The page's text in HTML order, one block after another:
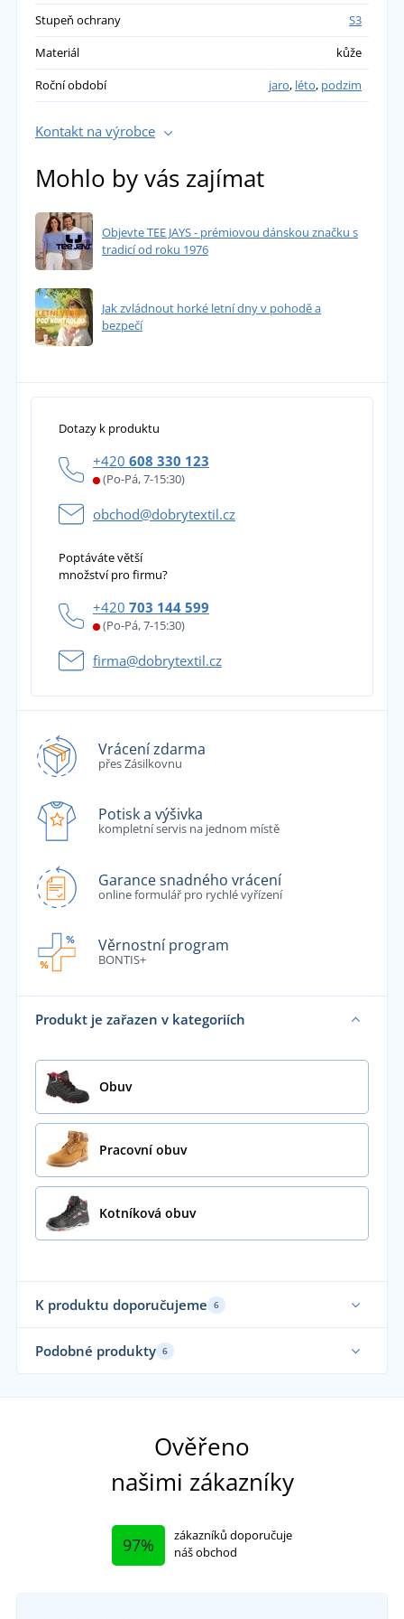
Stupeň ochrany
S3
Materiál
kůže
Roční období
jaro, léto, podzim
Kontakt na výrobce
Mohlo by vás zajímat
Objevte TEE JAYS - prémiovou dánskou značku s
tradicí od roku 1976
Jak zvládnout horké letní dny v pohodě a
bezpečí
Dotazy k produktu
+420 608 330 123
(Po-Pá, 7-15:30)
obchod@dobrytextil.cz
Poptáváte větší
množství pro firmu?
+420 703 144 599
(Po-Pá, 7-15:30)
firma@dobrytextil.cz
Vrácení zdarma
přes Zásilkovnu
Potisk a výšivka
kompletní servis na jednom místě
Garance snadného vrácení
online formulář pro rychlé vyřízení
Věrnostní program
BONTIS+
Produkt je zařazen v kategoriích
Obuv
Pracovní obuv
Kotníková obuv
K produktu doporučujeme 6
Podobné produkty 6
Ověřeno
našimi zákazníky
97%
zákazníků doporučuje
náš obchod